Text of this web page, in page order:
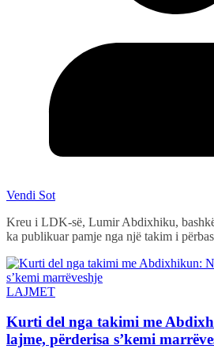
Vendi Sot
Kreu i LDK-së, Lumir Abdixhiku,
ka publikuar pamje nga një takim i
LAJMET
Kurti del nga takimi me
lajme, përderisa s’kemi